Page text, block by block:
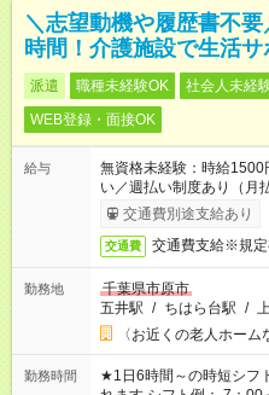
＼志望動機や履歴書不
時間！介護施設で生活サ
派遣 職種未経験OK 社会人未経
WEB登録・面接OK
給与
無資格未経験：時給
い／週払い制度あり（月
完了次第のお支払いとな
交通費別途支給あり
交通費 交通費支給※規
勤務地
千葉県市原市
五井駅 / ちはら台駅 /
〈お近くの老人ホーム
勤務時間
★1日6時間～の時短シフトOK ★都合に合わせてシフ